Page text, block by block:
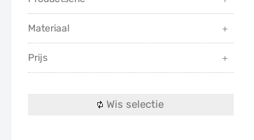
Materiaal
Prijs
Wis selectie